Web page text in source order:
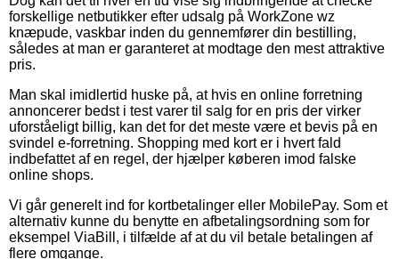
forskellige netbutikker efter udsalg på WorkZone wz
knæpude, vaskbar inden du gennemfører din bestilling,
således at man er garanteret at modtage den mest attraktive
pris.
Man skal imidlertid huske på, at hvis en online forretning
annoncerer bedst i test varer til salg for en pris der virker
uforståeligt billig, kan det for det meste være et bevis på en
svindel e-forretning. Shopping med kort er i hvert fald
indbefattet af en regel, der hjælper køberen imod falske
online shops.
Vi går generelt ind for kortbetalinger eller MobilePay. Som et
alternativ kunne du benytte en afbetalingsordning som for
eksempel ViaBill, i tilfælde af at du vil betale betalingen af
flere omgange.